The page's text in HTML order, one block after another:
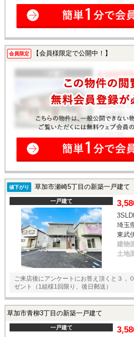
会員限定 【会員様限定で公開中！】
値下がり 草加市瀬崎5丁目の新築一戸建て
一戸建て
埼玉
東武
建物
土地
ご来店後にアンケートにお答え頂くと３，
ゼント（1組様1回限り、後日郵送）
草加市青柳3丁目の新築一戸建て
一戸建て